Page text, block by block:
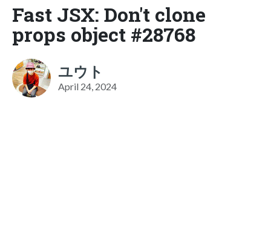
Fast JSX: Don't clone
props object #28768
ユウト
April 24, 2024